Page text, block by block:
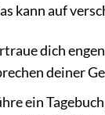
kann auf
dich
deiner
ein